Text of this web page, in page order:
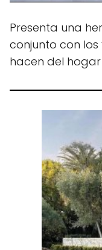
Presenta una
conjunto con
hacen del